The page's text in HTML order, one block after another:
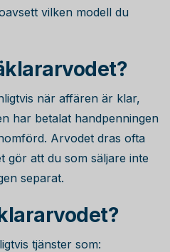
vilken modell du
när affären är klar,
har betalat handpenningen
Arvodet dras ofta
gör att du som säljare inte
separat.
tjänster som: